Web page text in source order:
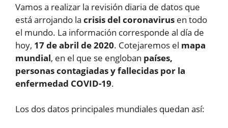
Vamos a realizar la revisión diaria de datos que
está arrojando la crisis del coronavirus en todo
el mundo. La información corresponde al día de
hoy, 17 de abril de 2020. Cotejaremos el mapa
mundial, en el que se engloban países,
personas contagiadas y fallecidas por la
enfermedad COVID-19.
Los dos datos principales mundiales quedan así: